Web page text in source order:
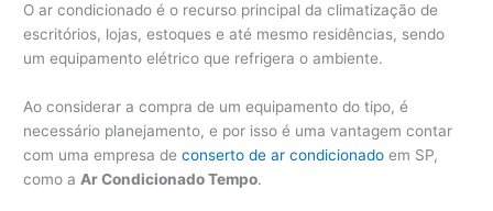
O ar condicionado é o recurso principal da climatização de
escritórios, lojas, estoques e até mesmo residências, sendo
um equipamento elétrico que refrigera o ambiente.
Ao considerar a compra de um equipamento do tipo, é
necessário planejamento, e por isso é uma vantagem contar
com uma empresa deconserto de ar condicionado em SP,
como a Ar Condicionado Tempo.